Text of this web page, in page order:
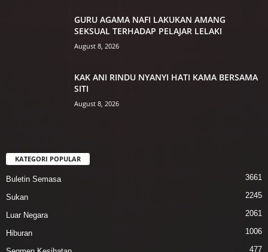
GURU AGAMA NAFI LAKUKAN AMANG
SEKSUAL TERHADAP PELAJAR LELAKI
August 8, 2026
KAK ANI RINDU NYANYI HATI KAMA BERSAMA
SITI
August 8, 2026
KATEGORI POPULAR
Buletin Semasa 3661
Sukan 2245
Luar Negara 2061
Hiburan 1006
477